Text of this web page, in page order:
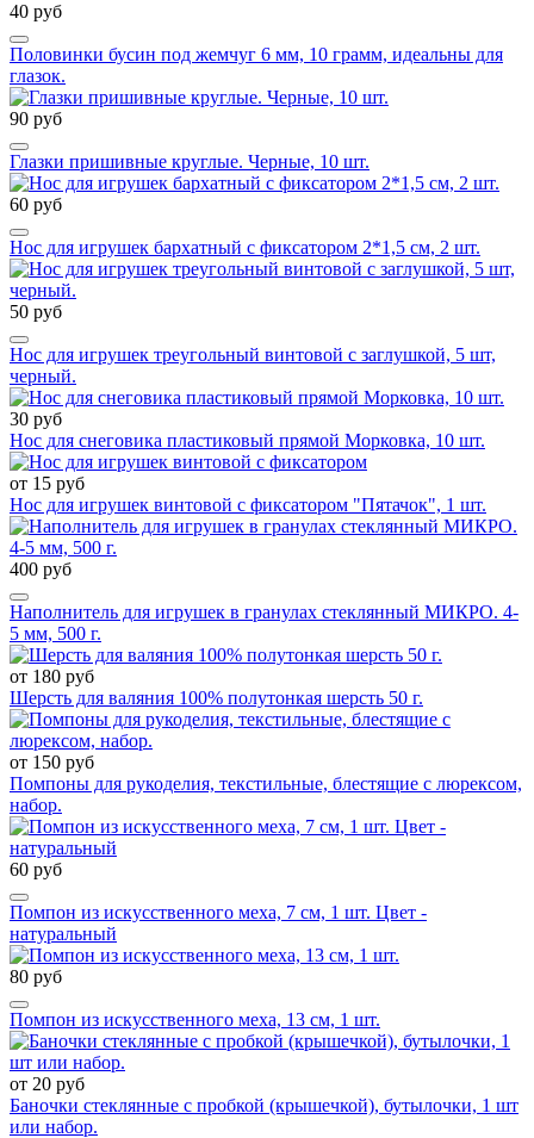
40 руб
Половинки бусин под жемчуг 6 мм, 10 грамм, идеальны для
глазок.
90 руб
Глазки пришивные круглые. Черные, 10 шт.
60 руб
Нос для игрушек бархатный с фиксатором 2*1,5 см, 2 шт.
50 руб
Нос для игрушек треугольный винтовой с заглушкой, 5 шт,
черный.
30 руб
Нос для снеговика пластиковый прямой Морковка, 10 шт.
от 15 руб
Нос для игрушек винтовой с фиксатором "Пятачок", 1 шт.
400 руб
Наполнитель для игрушек в гранулах стеклянный МИКРО. 4-
5 мм, 500 г.
от 180 руб
Шерсть для валяния 100% полутонкая шерсть 50 г.
от 150 руб
Помпоны для рукоделия, текстильные, блестящие с люрексом,
набор.
60 руб
Помпон из искусственного меха, 7 см, 1 шт. Цвет -
натуральный
80 руб
Помпон из искусственного меха, 13 см, 1 шт.
от 20 руб
Баночки стеклянные с пробкой (крышечкой), бутылочки, 1 шт
или набор.